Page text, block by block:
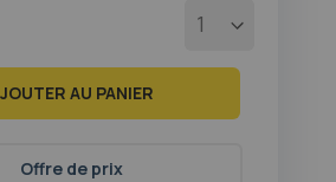
AU PANIER
Offre de prix